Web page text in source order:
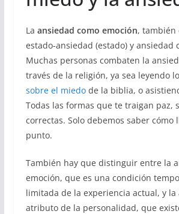
La ansiedad como emoción, también
estado-ansiedad (estado) y ansiedad
Muchas personas combaten la
través de la religión, ya sea leyendo
sobre el miedode la biblia, o
Todas las formas que te traigan paz,
correctas. Solo debemos saber cómo
punto.
También hay que distinguir entre la
emoción, que es una condición
limitada de la experiencia actual, y la
atributo de la personalidad, que